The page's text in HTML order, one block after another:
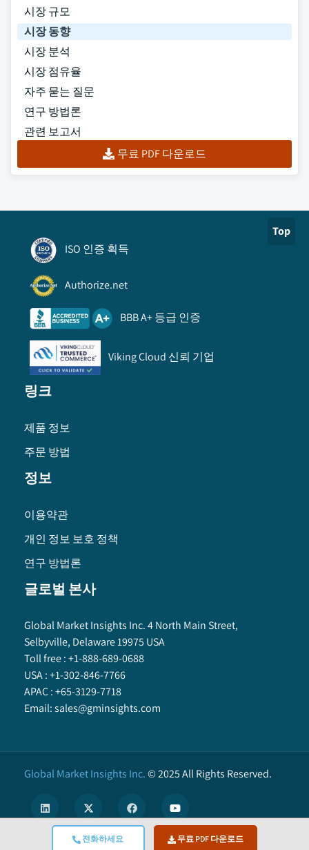
전화하세요 무료 PDF 다운로드
시장 규모
시장 동향
시장 분석
시장 점유율
자주 묻는 질문
연구 방법론
관련 보고서
무료 PDF 다운로드
Top
ISO 인증 획득
Authorize.net
BBB A+ 등급 인증
Viking Cloud 신뢰 기업
링크
제품 정보
주문 방법
정보
이용약관
개인 정보 보호 정책
연구 방법론
글로벌 본사
Global Market Insights Inc. 4 North Main Street,
Selbyville, Delaware 19975 USA
Toll free :+1-888-689-0688
USA :+1-302-846-7766
APAC :+65-3129-7718
Email:sales@gminsights.com
Global Market Insights Inc.©2025All Rights Reserved.